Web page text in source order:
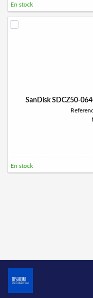
En stock
SanDisk SDCZ50-
En stock